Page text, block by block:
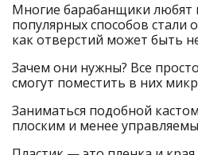
Многие барабанщики любят
популярных способов стали
как отверстий может быть
Зачем они нужны? Все
смогут поместить в них
Заниматься подобной
плоским и менее